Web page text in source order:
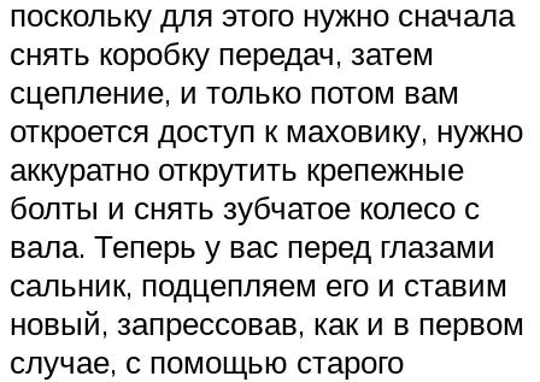
поскольку для этого нужно сначала
снять коробку передач, затем
сцепление, и только потом вам
откроется доступ к маховику, нужно
аккуратно открутить крепежные
болты и снять зубчатое колесо с
вала. Теперь у вас перед глазами
сальник, подцепляем его и ставим
новый, запрессовав, как и в первом
случае, с помощью старого